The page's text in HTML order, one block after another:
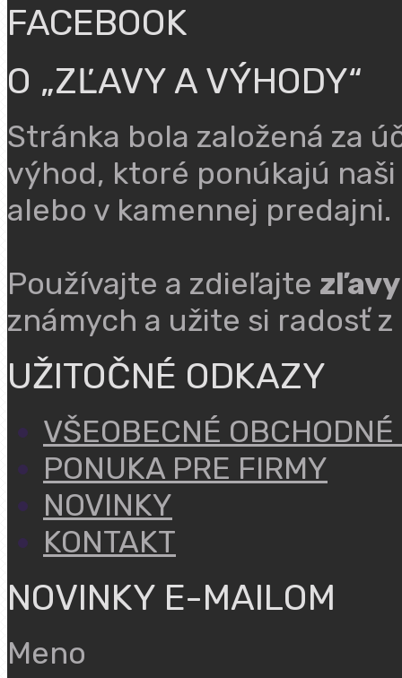
FACEBOOK
O „ZĽAVY A VÝHODY“
Stránka bola založená za
výhod, ktoré ponúkajú
alebo v kamennej predajni.
Používajte a zdieľajte
známych a užite si radosť
UŽITOČNÉ ODKAZY
VŠEOBECNÉ
PONUKA PRE FIRMY
NOVINKY
KONTAKT
NOVINKY E-MAILOM
Meno